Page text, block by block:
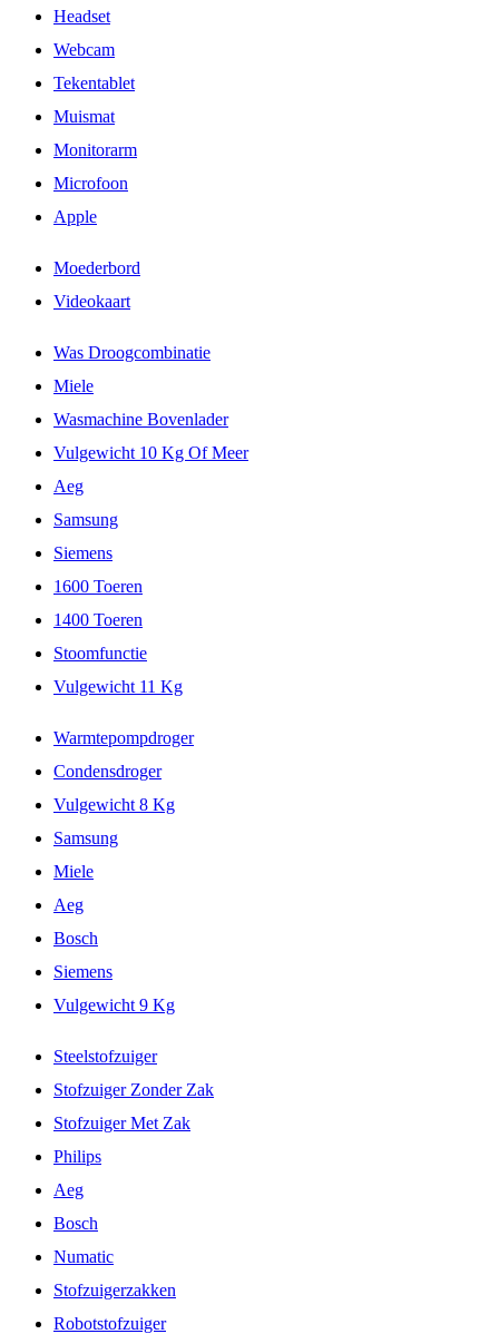
Headset
Webcam
Tekentablet
Muismat
Monitorarm
Microfoon
Apple
Moederbord
Videokaart
Was Droogcombinatie
Miele
Wasmachine Bovenlader
Vulgewicht 10 Kg Of Meer
Aeg
Samsung
Siemens
1600 Toeren
1400 Toeren
Stoomfunctie
Vulgewicht 11 Kg
Warmtepompdroger
Condensdroger
Vulgewicht 8 Kg
Samsung
Miele
Aeg
Bosch
Siemens
Vulgewicht 9 Kg
Steelstofzuiger
Stofzuiger Zonder Zak
Stofzuiger Met Zak
Philips
Aeg
Bosch
Numatic
Stofzuigerzakken
Robotstofzuiger